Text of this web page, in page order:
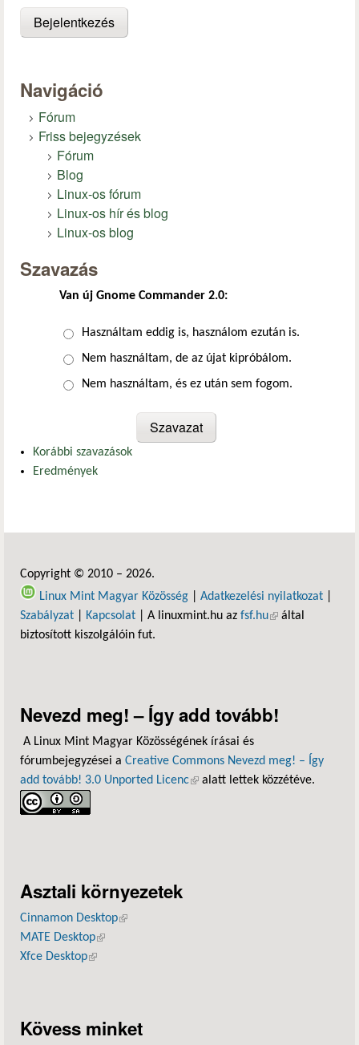
Navigáció
Fórum
Friss bejegyzések
Fórum
Blog
Linux-os fórum
Linux-os hír és blog
Linux-os blog
Szavazás
Van új Gnome Commander 2.0:
Választások
Használtam eddig is, használom ezután is.
Nem használtam, de az újat kipróbálom.
Nem használtam, és ez után sem fogom.
Korábbi szavazások
Eredmények
Copyright © 2010 – 2026.
Linux Mint Magyar Közösség
Adatkezelési nyilatkozat
Szabályzat
Kapcsolat | A linuxmint.hu az fsf.hu(külső hivatkozás)
által
biztosított kiszolgálóin fut.
Nevezd meg! – Így add tovább!
A Linux Mint Magyar Közösségének írásai és
fórumbejegyzései a Creative Commons Nevezd meg! – Így
add tovább! 3.0 Unported Licenc(külső hivatkozás)
alatt lettek közzétéve.
Asztali környezetek
Cinnamon Desktop(külső hivatkozás)
MATE Desktop(külső hivatkozás)
Xfce Desktop(külső hivatkozás)
Kövess minket